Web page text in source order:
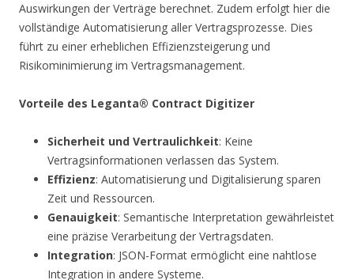
Auswirkungen der Verträge berechnet. Zudem erfolgt hier die
vollständige Automatisierung aller Vertragsprozesse. Dies
führt zu einer erheblichen Effizienzsteigerung und
Risikominimierung im Vertragsmanagement.
Vorteile des Leganta® Contract Digitizer
Sicherheit und Vertraulichkeit: Keine
Vertragsinformationen verlassen das System.
Effizienz: Automatisierung und Digitalisierung sparen
Zeit und Ressourcen.
Genauigkeit: Semantische Interpretation gewährleistet
eine präzise Verarbeitung der Vertragsdaten.
Integration: JSON-Format ermöglicht eine nahtlose
Integration in andere Systeme.